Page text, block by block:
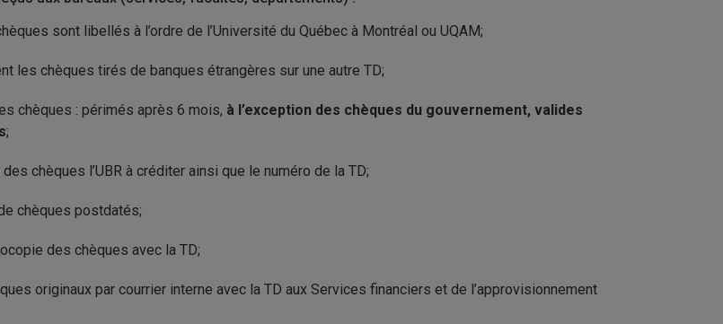
sont libellés à l’ordre de l’Université du Québec à Montréal ou UQAM;
les chèques tirés de banques étrangères sur une autre TD;
chèques : périmés après 6 mois, à l’exception des chèques du gouvernement, valides
;
chèques l’UBR à créditer ainsi que le numéro de la TD;
chèques postdatés;
des chèques avec la TD;
originaux par courrier interne avec la TD aux Services financiers et de l’approvisionnement